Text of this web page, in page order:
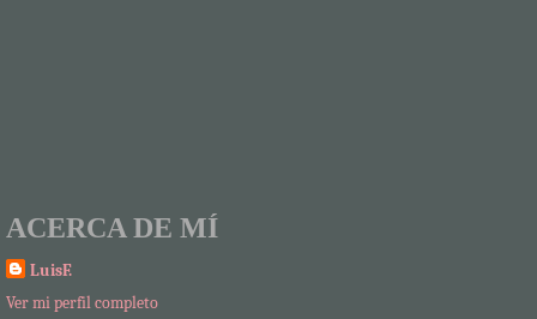
ACERCA DE MÍ
LuisF.
Ver mi perfil completo